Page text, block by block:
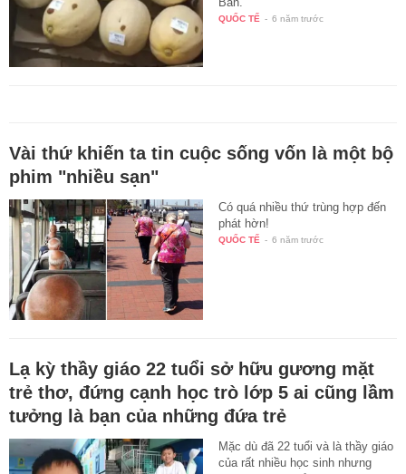
QUỐC TẾ - 6 năm trước
Vài thứ khiến ta tin cuộc sống vốn là một bộ
phim "nhiều sạn"
Có quá nhiều thứ trùng hợp đến
phát hờn!
QUỐC TẾ - 6 năm trước
Lạ kỳ thầy giáo 22 tuổi sở hữu gương mặt
trẻ thơ, đứng cạnh học trò lớp 5 ai cũng lầm
tưởng là bạn của những đứa trẻ
Mặc dù đã 22 tuổi và là thầy giáo
của rất nhiều học sinh nhưng